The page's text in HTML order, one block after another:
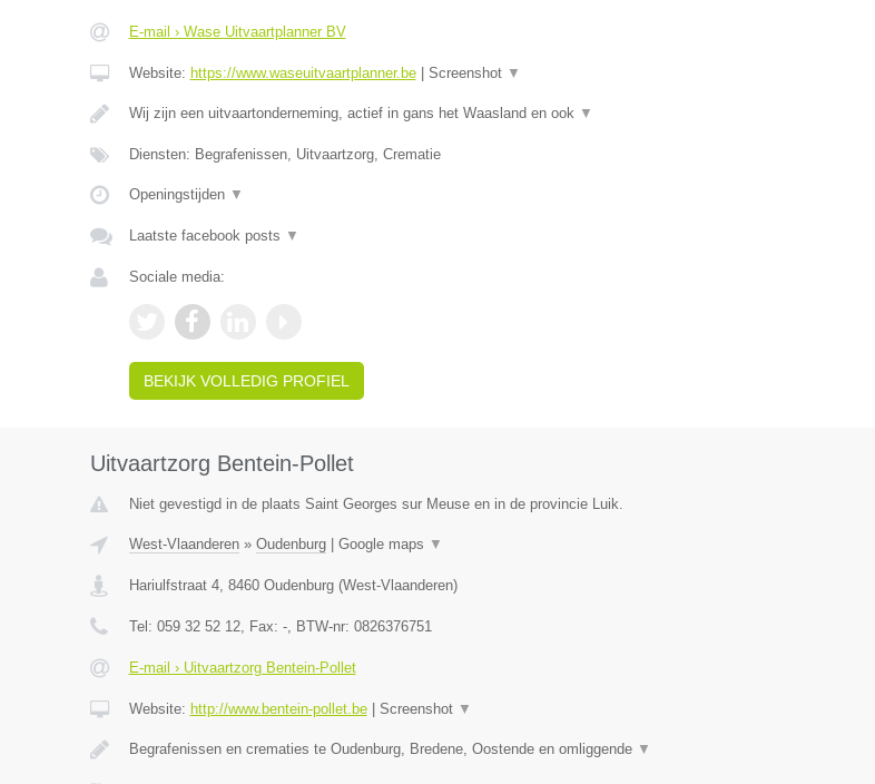
E-mail › Wase Uitvaartplanner BV
Website: https://www.waseuitvaartplanner.be| Screenshot ▼
Wij zijn een uitvaartonderneming, actief in gans het Waasland en ook ▼
Diensten: Begrafenissen, Uitvaartzorg, Crematie
Openingstijden ▼
Laatste facebook posts ▼
Sociale media:
BEKIJK VOLLEDIG PROFIEL
Uitvaartzorg Bentein-Pollet
Niet gevestigd in de plaats Saint Georges sur Meuse en in de provincie Luik.
West-Vlaanderen» Oudenburg| Google maps ▼
Hariulfstraat 4, 8460 Oudenburg(West-Vlaanderen)
Tel: 059 32 52 12, Fax: -, BTW-nr: 0826376751
E-mail › Uitvaartzorg Bentein-Pollet
Website: http://www.bentein-pollet.be| Screenshot ▼
Begrafenissen en crematies te Oudenburg, Bredene, Oostende en omliggende ▼